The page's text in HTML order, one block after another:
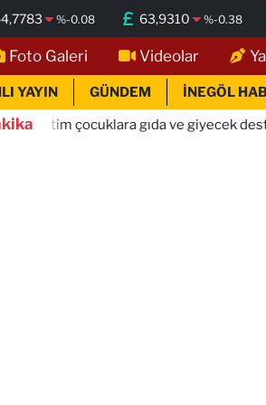
%-0.08 63,9310 %-0.38
Foto Galeri Videolar
YAYIN GÜNDEM İNEGÖL
gıda ve giyecek desteği